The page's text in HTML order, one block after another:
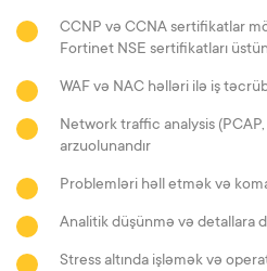
CCNP və CCNA sertifikatlar
Fortinet NSE sertifikatları
WAF və NAC həlləri ilə iş
Network traffic analysis
arzuolunandır
Problemləri həll etmək və
Analitik düşünmə və detallara
Stress altında işləmək və